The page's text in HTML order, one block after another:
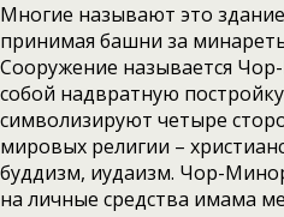
Многие называют это
принимая башни за
Сооружение называется
собой надвратную
символизируют четыре
мировых религии –
буддизм, иудаизм. Чор-
на личные средства имама